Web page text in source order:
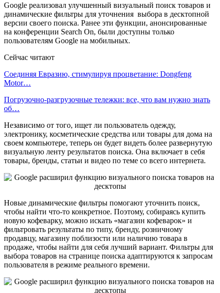
Google реализовал улучшенный визуальный поиск товаров и
динамические фильтры для уточнения выбора в десктопной
версии своего поиска. Ранее эти функции, анонсированные
на конференции Search On, были доступны только
пользователям Google на мобильных.
Сейчас читают
Соединяя Евразию, стимулируя процветание: Dongfeng
Motor…
Погрузочно-разгрузочные тележки: все, что вам нужно знать
об…
Независимо от того, ищет ли пользователь одежду,
электронику, косметические средства или товары для дома на
своем компьютере, теперь он будет видеть более развернутую
визуальную ленту результатов поиска. Она включает в себя
товары, бренды, статьи и видео по теме со всего интернета.
Новые динамические фильтры помогают уточнить поиск,
чтобы найти что-то конкретное. Поэтому, собираясь купить
новую кофеварку, можно искать «магазин кофеварок» и
фильтровать результаты по типу, бренду, розничному
продавцу, магазину поблизости или наличию товара в
продаже, чтобы найти для себя лучший вариант. Фильтры для
выбора товаров на странице поиска адаптируются к запросам
пользователя в режиме реального времени.